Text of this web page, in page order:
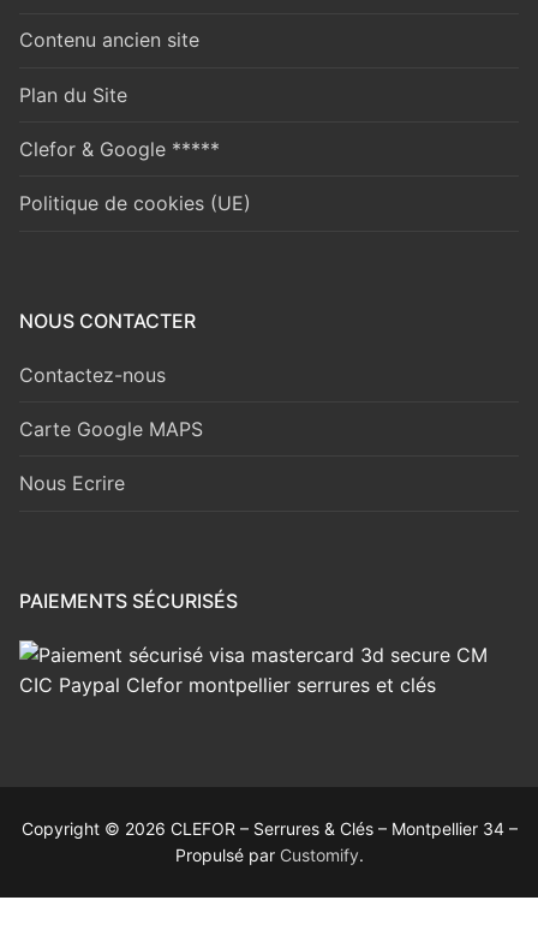
Contenu ancien site
Plan du Site
Clefor & Google *****
Politique de cookies (UE)
NOUS CONTACTER
Contactez-nous
Carte Google MAPS
Nous Ecrire
PAIEMENTS SÉCURISÉS
Copyright © 2026 CLEFOR – Serrures & Clés – Montpellier 34 –
Propulsé par Customify.